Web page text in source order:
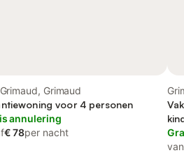
Grimaud
voor 4 personen
annulering
€ 78per nacht